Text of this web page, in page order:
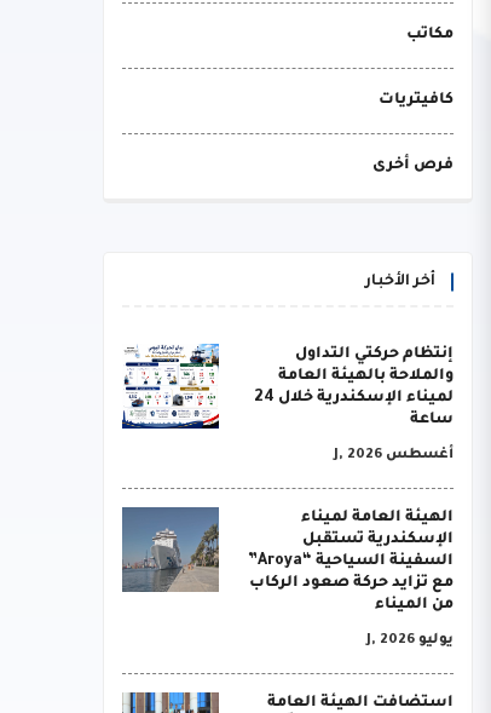
مكاتب
كافيتريات
فرص أخرى
أخر الأخبار
إنتظام حركتي التداول
والملاحة بالهيئة العامة
لميناء الإسكندرية خلال 24
ساعة
أغسطس J, 2026
الهيئة العامة لميناء
الإسكندرية تستقبل
السفينة السياحية “Aroya”
مع تزايد حركة صعود الركاب
من الميناء
يوليو J, 2026
استضافت الهيئة العامة